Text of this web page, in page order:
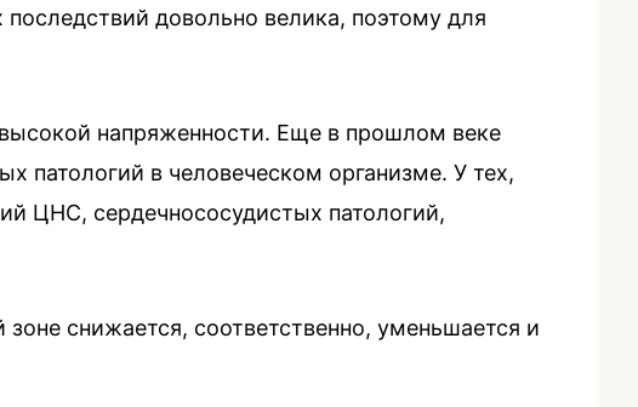
довольно велика, поэтому для
напряженности. Еще в прошлом веке
патологий в человеческом организме. У тех,
ЦНС, сердечнососудистых патологий,
снижается, соответственно, уменьшается и